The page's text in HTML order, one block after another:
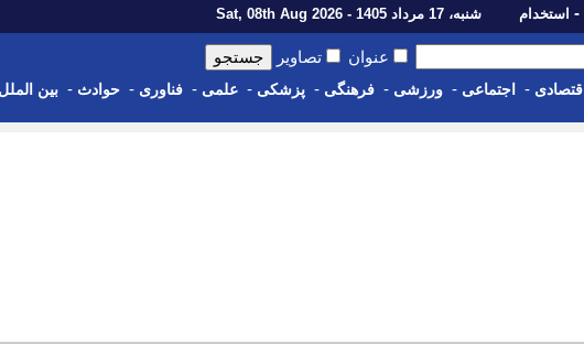
- استخدام شنبه، 17 مرداد 1405 - Sat, 08th Aug 2026
عنوان تصاویر
اقتصادی - اجتماعی - ورزشی - فرهنگی - پزشکی - علمی - فناوری - حوادث - بین الملل